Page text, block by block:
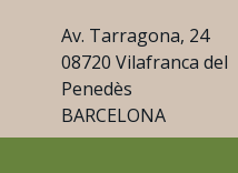
Av. Tarragona, 24
08720 Vilafranca del
Penedès
BARCELONA